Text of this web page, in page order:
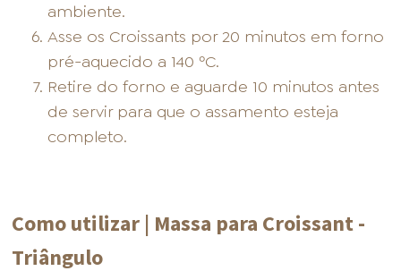
ambiente.
Asse os Croissants por 20 minutos em forno
pré-aquecido a 140 ºC.
Retire do forno e aguarde 10 minutos antes
de servir para que o assamento esteja
completo.
Como utilizar | Massa para Croissant -
Triângulo